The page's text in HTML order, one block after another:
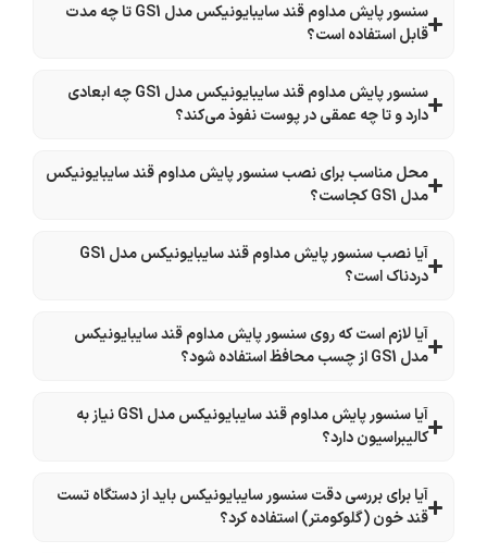
سنسور پایش مداوم قند سایبایونیکس مدل GS1 تا چه مدت
قابل استفاده است؟
سنسور پایش مداوم قند سایبایونیکس مدل GS1 چه ابعادی
دارد و تا چه عمقی در پوست نفوذ می‌کند؟
محل مناسب برای نصب سنسور پایش مداوم قند سایبایونیکس
مدل GS1 کجاست؟
آیا نصب سنسور پایش مداوم قند سایبایونیکس مدل GS1
دردناک است؟
آیا لازم است که روی سنسور پایش مداوم قند سایبایونیکس
مدل GS1 از چسب محافظ استفاده شود؟
آیا سنسور پایش مداوم قند سایبایونیکس مدل GS1 نیاز به
کالیبراسیون دارد؟
آیا برای بررسی دقت سنسور سایبایونیکس باید از دستگاه تست
قند خون (گلوکومتر) استفاده کرد؟